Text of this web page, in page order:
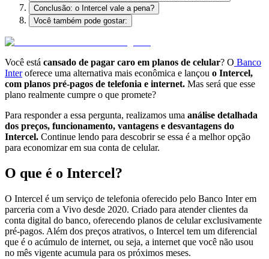
Conclusão: o Intercel vale a pena?
Você também pode gostar:
Você está cansado de pagar caro em planos de celular? O Banco
Interoferece uma alternativa mais econômica e lançou o Intercel,
com planos pré-pagos de telefonia e internet. Mas será que esse
plano realmente cumpre o que promete?
Para responder a essa pergunta, realizamos uma análise detalhada
dos preços, funcionamento, vantagens e desvantagens do
Intercel. Continue lendo para descobrir se essa é a melhor opção
para economizar em sua conta de celular.
O que é o Intercel?
O Intercel é um serviço de telefonia oferecido pelo Banco Inter em
parceria com a Vivo desde 2020. Criado para atender clientes da
conta digital do banco, oferecendo planos de celular exclusivamente
pré-pagos. Além dos preços atrativos, o Intercel tem um diferencial
que é o acúmulo de internet, ou seja, a internet que você não usou
no mês vigente acumula para os próximos meses.